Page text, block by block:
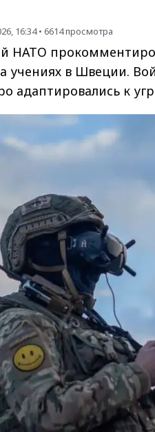
16:34• 6614просмотра
НАТО
учениях в Швеции.
адаптировались к